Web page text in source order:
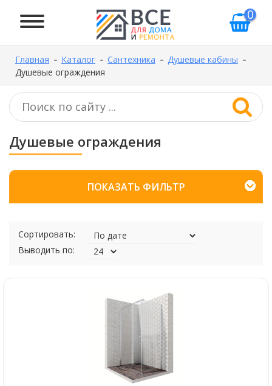
0
Главная Каталог Сантехника
Душевые кабины
Душевые ограждения
Душевые ограждения
ПОКАЗАТЬ ФИЛЬТР
Сортировать:
Выводить по: